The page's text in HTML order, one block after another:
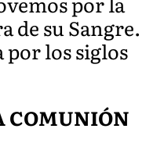
de su Sangre.
por los siglos
COMUNIÓN